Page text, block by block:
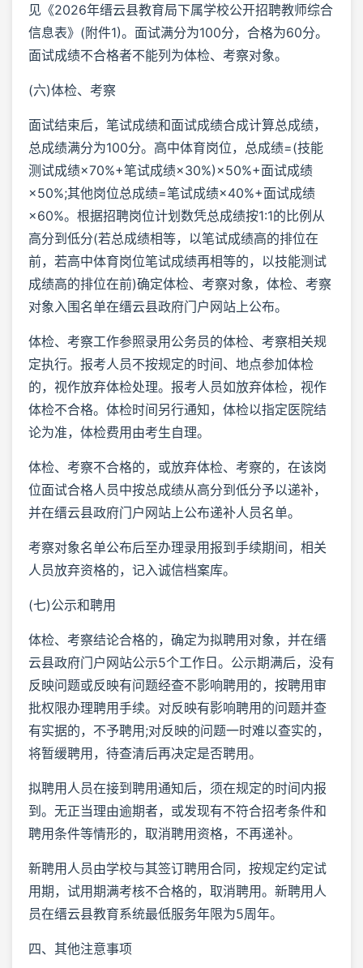
见《2026年缙云县教育局下属学校公开招聘教师综合
信息表》(附件1)。面试满分为100分，合格为60分。
面试成绩不合格者不能列为体检、考察对象。
(六)体检、考察
面试结束后，笔试成绩和面试成绩合成计算总成绩，
总成绩满分为100分。高中体育岗位，总成绩=(技能
测试成绩×70%+笔试成绩×30%)×50%+面试成绩
×50%;其他岗位总成绩=笔试成绩×40%+面试成绩
×60%。根据招聘岗位计划数凭总成绩按1:1的比例从
高分到低分(若总成绩相等，以笔试成绩高的排位在
前，若高中体育岗位笔试成绩再相等的，以技能测试
成绩高的排位在前)确定体检、考察对象，体检、考察
对象入围名单在缙云县政府门户网站上公布。
体检、考察工作参照录用公务员的体检、考察相关规
定执行。报考人员不按规定的时间、地点参加体检
的，视作放弃体检处理。报考人员如放弃体检，视作
体检不合格。体检时间另行通知，体检以指定医院结
论为准，体检费用由考生自理。
体检、考察不合格的，或放弃体检、考察的，在该岗
位面试合格人员中按总成绩从高分到低分予以递补，
并在缙云县政府门户网站上公布递补人员名单。
考察对象名单公布后至办理录用报到手续期间，相关
人员放弃资格的，记入诚信档案库。
(七)公示和聘用
体检、考察结论合格的，确定为拟聘用对象，并在缙
云县政府门户网站公示5个工作日。公示期满后，没有
反映问题或反映有问题经查不影响聘用的，按聘用审
批权限办理聘用手续。对反映有影响聘用的问题并查
有实据的，不予聘用;对反映的问题一时难以查实的，
将暂缓聘用，待查清后再决定是否聘用。
拟聘用人员在接到聘用通知后，须在规定的时间内报
到。无正当理由逾期者，或发现有不符合招考条件和
聘用条件等情形的，取消聘用资格，不再递补。
新聘用人员由学校与其签订聘用合同，按规定约定试
用期，试用期满考核不合格的，取消聘用。新聘用人
员在缙云县教育系统最低服务年限为5周年。
四、其他注意事项